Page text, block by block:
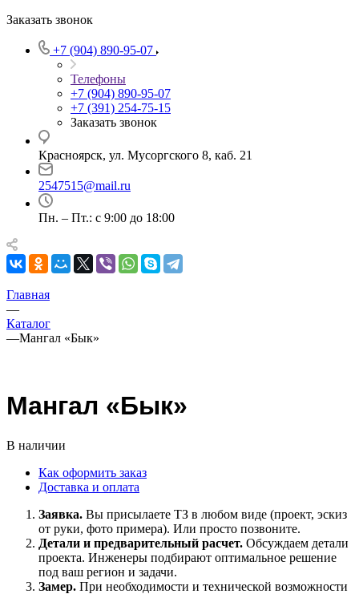
Заказать звонок
+7 (904) 890-95-07
Телефоны
+7 (904) 890-95-07
+7 (391) 254-75-15
Заказать звонок
Красноярск, ул. Мусоргского 8, каб. 21
2547515@mail.ru
Пн. – Пт.: с 9:00 до 18:00
Главная
—
Каталог
—Мангал «Бык»
Мангал «Бык»
В наличии
Как оформить заказ
Доставка и оплата
Заявка. Вы присылаете ТЗ в любом виде (проект, эскиз
от руки, фото примера). Или просто позвоните.
Детали и предварительный расчет. Обсуждаем детали
проекта. Инженеры подбирают оптимальное решение
под ваш регион и задачи.
Замер. При необходимости и технической возможности